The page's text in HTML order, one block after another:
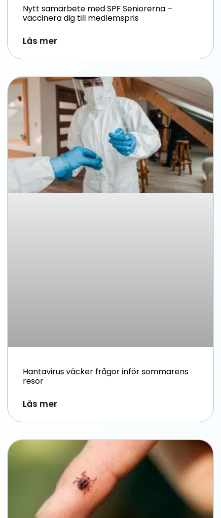
Nytt samarbete med SPF Seniorerna –
vaccinera dig till medlemspris
Läs mer
Hantavirus väcker frågor inför sommarens
resor
Läs mer